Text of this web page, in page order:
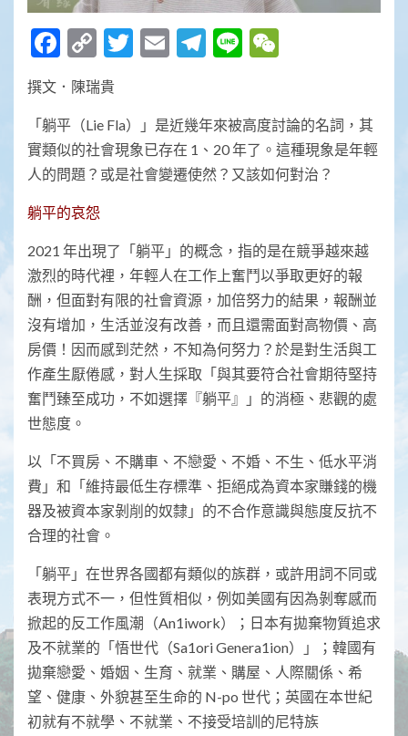
Facebook
Copy
Link
Twitter
EmailTelegram
Line
撰文．陳瑞貴
「躺平（Lie Fla）」是近幾年來被高度討論的名詞，其
實類似的社會現象已存在 1、20 年了。這種現象是年輕
人的問題？或是社會變遷使然？又該如何對治？
躺平的哀怨
2021 年出現了「躺平」的概念，指的是在競爭越來越
激烈的時代裡，年輕人在工作上奮鬥以爭取更好的報
酬，但面對有限的社會資源，加倍努力的結果，報酬並
沒有增加，生活並沒有改善，而且還需面對高物價、高
房價！因而感到茫然，不知為何努力？於是對生活與工
作產生厭倦感，對人生採取「與其要符合社會期待堅持
奮鬥臻至成功，不如選擇『躺平』」的消極、悲觀的處
世態度。
以「不買房、不購車、不戀愛、不婚、不生、低水平消
費」和「維持最低生存標準、拒絕成為資本家賺錢的機
器及被資本家剝削的奴隸」的不合作意識與態度反抗不
合理的社會。
「躺平」在世界各國都有類似的族群，或許用詞不同或
表現方式不一，但性質相似，例如美國有因為剝奪感而
掀起的反工作風潮（An1iwork）；日本有拋棄物質追求
及不就業的「悟世代（Sa1ori Genera1ion）」；韓國有
拋棄戀愛、婚姻、生育、就業、購屋、人際關係、希
望、健康、外貌甚至生命的 N-po 世代；英國在本世紀
初就有不就學、不就業、不接受培訓的尼特族